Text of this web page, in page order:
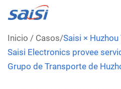
Inicio / Casos/Saisi ×
Saisi Electronics provee
Grupo de Transporte de